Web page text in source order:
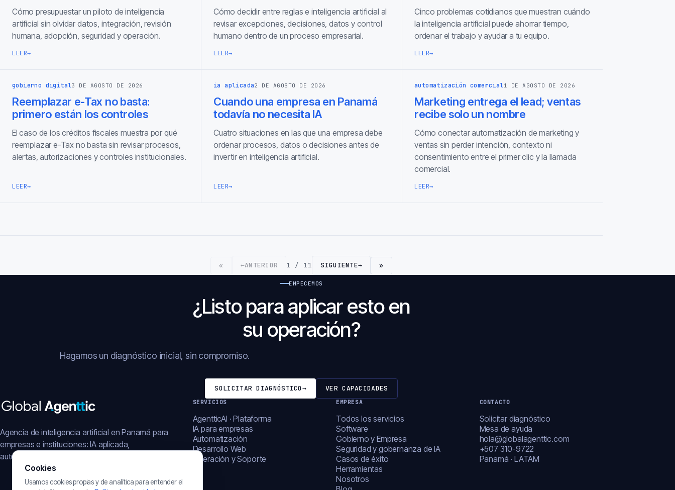
Cómo presupuestar un piloto de inteligencia
artificial sin olvidar datos, integración, revisión
humana, adopción, seguridad y operación.
LEER→
Cómo decidir entre reglas e inteligencia artificial al
revisar excepciones, decisiones, datos y control
humano dentro de un proceso empresarial.
LEER→
Cinco problemas cotidianos que muestran cuándo
la inteligencia artificial puede ahorrar tiempo,
ordenar el trabajo y ayudar a tu equipo.
LEER→
gobierno digital3 DE AGOSTO DE 2026
Reemplazar e-Tax no basta:
primero están los controles
El caso de los créditos fiscales muestra por qué
reemplazar e-Tax no basta sin revisar procesos,
alertas, autorizaciones y controles institucionales.
LEER→
ia aplicada2 DE AGOSTO DE 2026
Cuando una empresa en Panamá
todavía no necesita IA
Cuatro situaciones en las que una empresa debe
ordenar procesos, datos o decisiones antes de
invertir en inteligencia artificial.
LEER→
automatización comercial1 DE AGOSTO DE 2026
Marketing entrega el lead; ventas
recibe solo un nombre
Cómo conectar automatización de marketing y
ventas sin perder intención, contexto ni
consentimiento entre el primer clic y la llamada
comercial.
LEER→
« ←ANTERIOR 1 / 11 SIGUIENTE→ »
EMPECEMOS
¿Listo para aplicar esto en
su operación?
Hagamos un diagnóstico inicial, sin compromiso.
SOLICITAR DIAGNÓSTICO→ VER CAPACIDADES
Agencia de inteligencia artificial en Panamá para
empresas e instituciones: IA aplicada,
automatización, plataformas y operación digital.
SERVICIOS
AgentticAI · Plataforma
IA para empresas
Automatización
Desarrollo Web
Operación y Soporte
EMPRESA
Todos los servicios
Software
Gobierno y Empresa
Seguridad y gobernanza de IA
Casos de éxito
Herramientas
Nosotros
CONTACTO
Solicitar diagnóstico
Mesa de ayuda
hola@globalagenttic.com
+507 310-9722
Panamá · LATAM
Cookies
Usamos cookies propias y de analítica para entender el